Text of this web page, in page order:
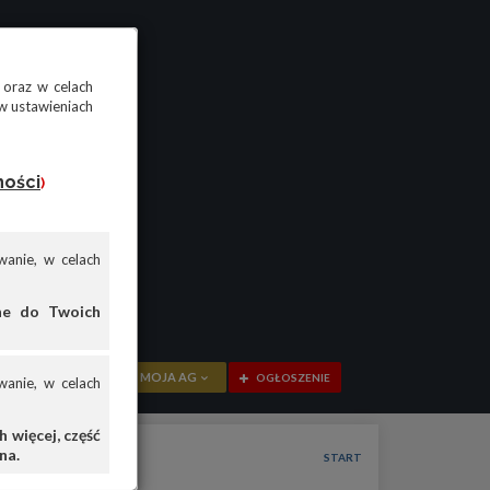
w celach
ustawieniach
)
w celach
do Twoich
w celach
więcej, część
MOJA AG
PRZEGLĄD
OGŁOSZENIE
START